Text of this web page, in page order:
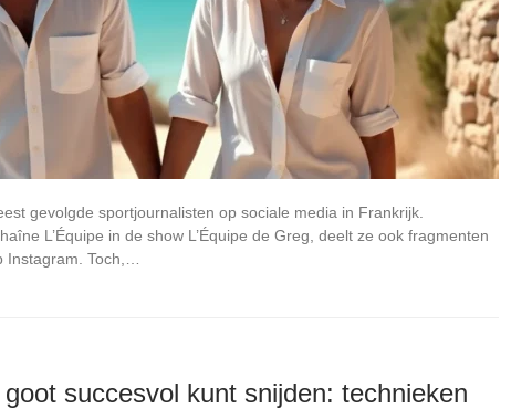
gevolgde sportjournalisten op sociale media in Frankrijk.
L’Équipe in de show L’Équipe de Greg, deelt ze ook fragmenten
Toch,…
succesvol kunt snijden: technieken